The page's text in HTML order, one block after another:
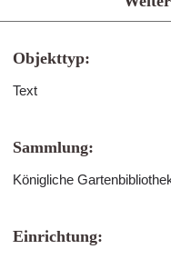
Objekttyp:
Text
Sammlung:
Königliche
Einrichtung: